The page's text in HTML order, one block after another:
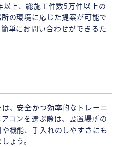
上、総施工件数5万件以上の
の環境に応じた提案が可能で
単にお問い合わせができるた
、安全かつ効率的なトレーニ
コンを選ぶ際は、設置場所の
機能、手入れのしやすさにも
ょう。